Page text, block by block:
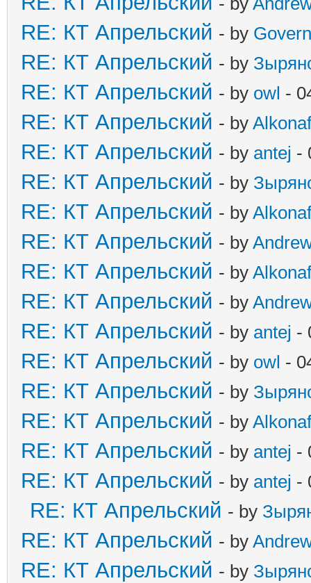
RE: КТ Апрельский - by
RE: КТ Апрельский - by
RE: КТ Апрельский - by owl -
RE: КТ Апрельский - by
RE: КТ Апрельский - by antej -
RE: КТ Апрельский - by
RE: КТ Апрельский - by
RE: КТ Апрельский - by
RE: КТ Апрельский - by
RE: КТ Апрельский - by
RE: КТ Апрельский - by antej -
RE: КТ Апрельский - by owl -
RE: КТ Апрельский - by
RE: КТ Апрельский - by
RE: КТ Апрельский - by antej -
RE: КТ Апрельский - by antej -
RE: КТ Апрельский - by
RE: КТ Апрельский - by
RE: КТ Апрельский - by